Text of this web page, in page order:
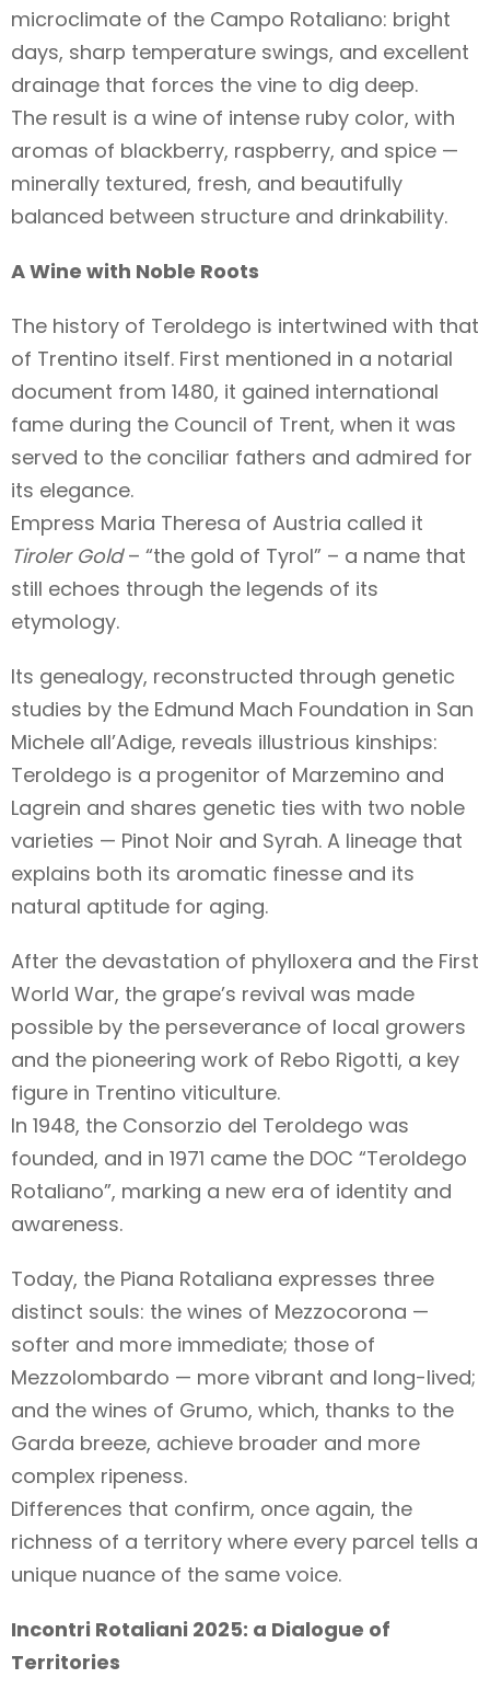
microclimate of the Campo Rotaliano: bright
days, sharp temperature swings, and excellent
drainage that forces the vine to dig deep.
The result is a wine of intense ruby color, with
aromas of blackberry, raspberry, and spice —
minerally textured, fresh, and beautifully
balanced between structure and drinkability.
A Wine with Noble Roots
The history of Teroldego is intertwined with that
of Trentino itself. First mentioned in a notarial
document from 1480, it gained international
fame during the Council of Trent, when it was
served to the conciliar fathers and admired for
its elegance.
Empress Maria Theresa of Austria called it
Tiroler Gold– “the gold of Tyrol” – a name that
still echoes through the legends of its
etymology.
Its genealogy, reconstructed through genetic
studies by the Edmund Mach Foundation in San
Michele all’Adige, reveals illustrious kinships:
Teroldego is a progenitor of Marzemino and
Lagrein and shares genetic ties with two noble
varieties — Pinot Noir and Syrah. A lineage that
explains both its aromatic finesse and its
natural aptitude for aging.
After the devastation of phylloxera and the First
World War, the grape’s revival was made
possible by the perseverance of local growers
and the pioneering work of Rebo Rigotti, a key
figure in Trentino viticulture.
In 1948, the Consorzio del Teroldego was
founded, and in 1971 came the DOC “Teroldego
Rotaliano”, marking a new era of identity and
awareness.
Today, the Piana Rotaliana expresses three
distinct souls: the wines of Mezzocorona —
softer and more immediate; those of
Mezzolombardo — more vibrant and long-lived;
and the wines of Grumo, which, thanks to the
Garda breeze, achieve broader and more
complex ripeness.
Differences that confirm, once again, the
richness of a territory where every parcel tells a
unique nuance of the same voice.
Incontri Rotaliani 2025: a Dialogue of
Territories